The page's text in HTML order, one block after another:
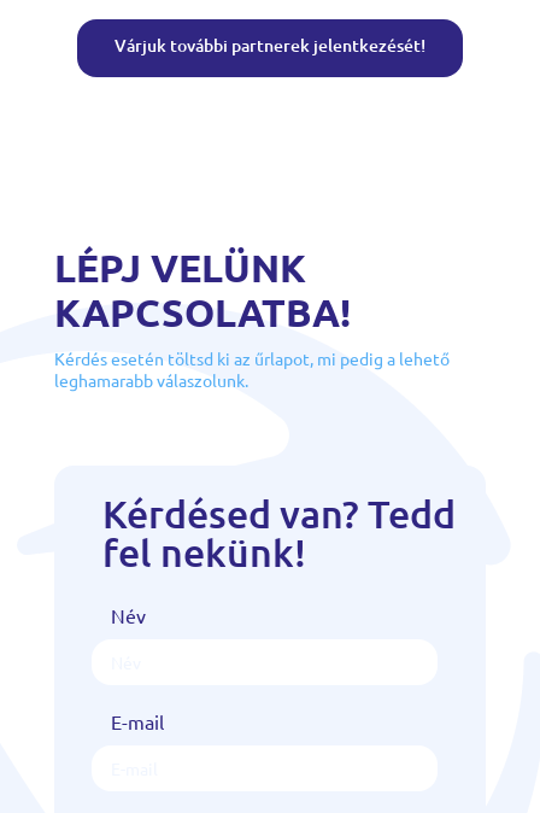
Várjuk további partnerek jelentkezését!
LÉPJ VELÜNK
KAPCSOLATBA!
Kérdés esetén töltsd ki az űrlapot, mi pedig a lehető
leghamarabb válaszolunk.
Kérdésed van? Tedd
fel nekünk!
Név
E-mail